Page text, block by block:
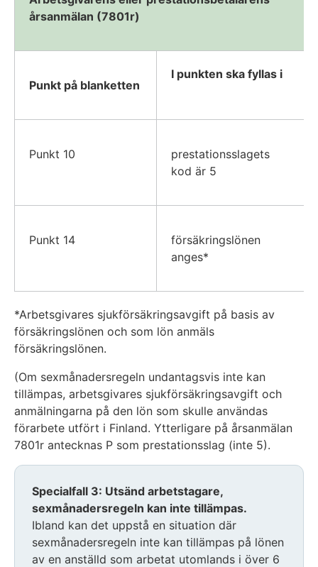
årsanmälan (7801r)
Punkt på blanketten
I punkten ska fyllas i
Punkt 10
prestationsslagets
kod är 5
Punkt 14
försäkringslönen
anges*
*Arbetsgivares sjukförsäkringsavgift på basis av
försäkringslönen och som lön anmäls
försäkringslönen.
(Om sexmånadersregeln undantagsvis inte kan
tillämpas, arbetsgivares sjukförsäkringsavgift och
anmälningarna på den lön som skulle användas
förarbete utfört i Finland. Ytterligare på årsanmälan
7801r antecknas P som prestationsslag (inte 5).
Specialfall 3: Utsänd arbetstagare,
sexmånadersregeln kan inte tillämpas.
Ibland kan det uppstå en situation där
sexmånadersregeln inte kan tillämpas på lönen
av en anställd som arbetat utomlands i över 6